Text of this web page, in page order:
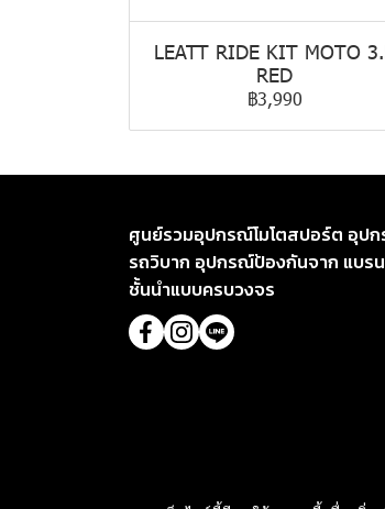
LEATT RIDE KIT MOTO
RED
฿3,990
ศูนย์รวมอุปกรณ์โมโตสปอร์ต อุป
รถวิบาก อุปกรณ์ป้องกันจาก แบร
ชั้นนำแบบครบวงจร